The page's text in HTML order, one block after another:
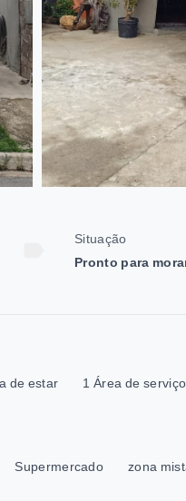
Situação
Pronto para
de estar 1 Área de serviço
Supermercado zona